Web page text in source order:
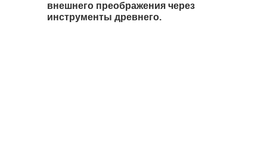
внешнего преображения через
инструменты древнего.